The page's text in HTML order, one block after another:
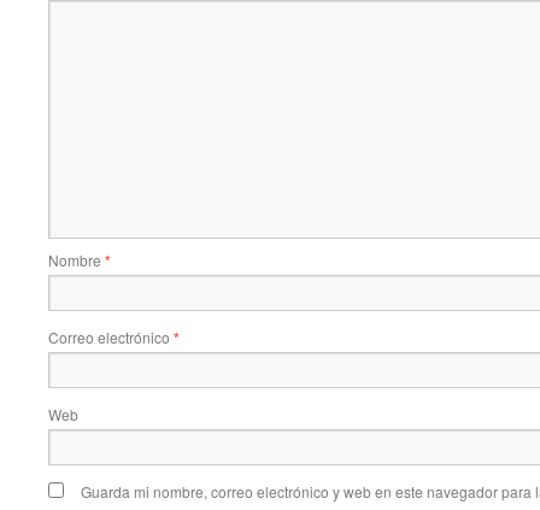
Nombre *
Correo electrónico *
Web
Guarda mi nombre, correo electrónico y web en este navegador para